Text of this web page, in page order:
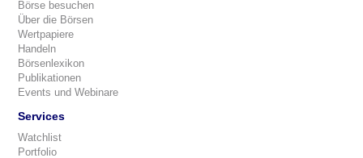
Börse besuchen
Über die Börsen
Wertpapiere
Handeln
Börsenlexikon
Publikationen
Events und Webinare
Services
Watchlist
Portfolio